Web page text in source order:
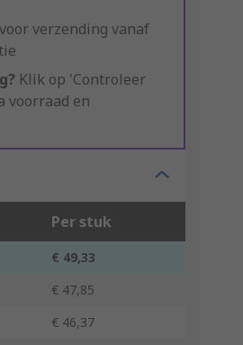
verzending vanaf
Klik op 'Controleer
voorraad en
Per stuk
€ 49,33
€ 47,85
€ 46,37